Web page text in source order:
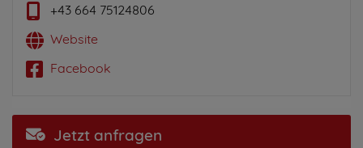
+43 664 75124806
Website
Facebook
Jetzt anfragen